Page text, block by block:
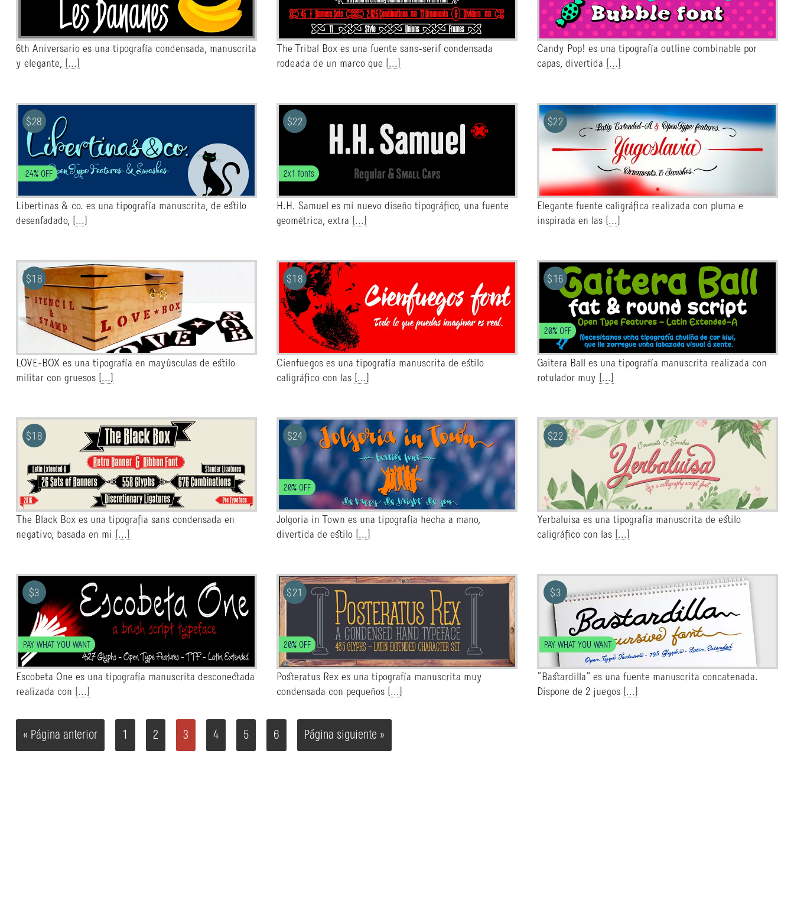
6th Aniversario es una tipografía condensada, manuscrita
y elegante,
[...]
The Tribal Box es una fuente sans-serif condensada
rodeada de un marco que
[...]
Candy Pop! es una tipografía outline combinable por
capas, divertida
[...]
$28
-24% OFF
Libertinas & co. es una tipografía manuscrita, de estilo
desenfadado,
[...]
$22
2x1 fonts
H.H. Samuel es mi nuevo diseño tipográfico, una fuente
geométrica, extra
[...]
$22
Elegante fuente caligráfica realizada con pluma e
inspirada en las
[...]
$18
LOVE-BOX es una tipografía en mayúsculas de estilo
militar con gruesos
[...]
$18
Cienfuegos es una tipografía manuscrita de estilo
caligráfico con las
[...]
$16
20% OFF
Gaitera Ball es una tipografía manuscrita realizada con
rotulador muy
[...]
$18
The Black Box es una tipografia sans condensada en
negativo, basada en mi
[...]
$24
20% OFF
Jolgoria in Town es una tipografía hecha a mano,
divertida de estilo
[...]
$22
Yerbaluisa es una tipografía manuscrita de estilo
caligráfico con las
[...]
$3
PAY WHAT YOU WANT
Escobeta One es una tipografía manuscrita desconectada
realizada con
[...]
$21
20% OFF
Posteratus Rex es una tipografía manuscrita muy
condensada con pequeños
[...]
$3
PAY WHAT YOU WANT
"Bastardilla" es una fuente manuscrita concatenada.
Dispone de 2 juegos
[...]
« Página anterior 1 2 3 4 5 6 Página siguiente »